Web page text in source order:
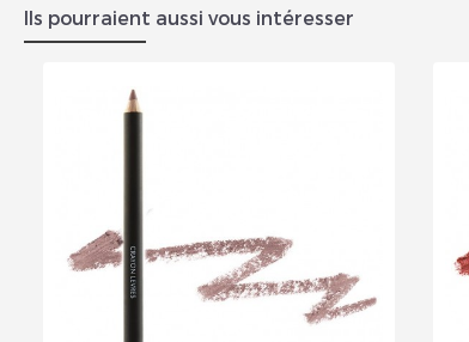
Ils pourraient aussi vous intéresser